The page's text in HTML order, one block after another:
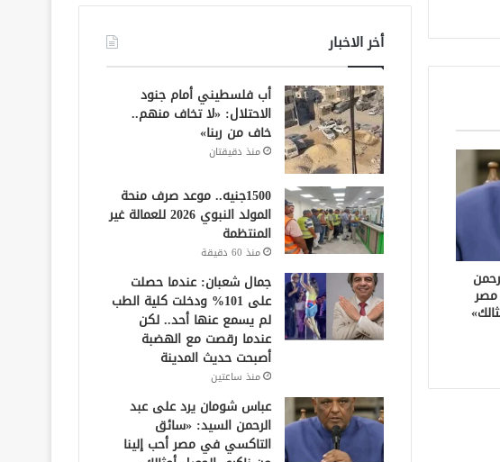
أخر الاخبار
أب فلسطيني أمام جنود
الاحتلال: «لا تخاف منهم..
خاف من ربنا»
منذ دقيقتان
1500جنيه.. موعد صرف منحة
المولد النبوي 2026 للعمالة غير
المنتظمة
منذ 60 دقيقة
جمال شعبان: عندما حصلت
على 101% ودخلت كلية الطب
لم يسمع عنها أحد.. لكن
عندما رقصت مع الهضبة
أصبحت حديث المدينة
منذ ساعتين
عباس شومان يرد على عبد
الرحمن السيد: «سائق
التاكسي في مصر أحب إلينا